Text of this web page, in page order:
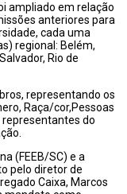
ampliado em relação
anteriores para
cada uma
regional: Belém,
Rio de
representando os
Raça/cor,Pessoas
representantes do
(FEEB/SC) e a
pelo diretor de
Caixa, Marcos